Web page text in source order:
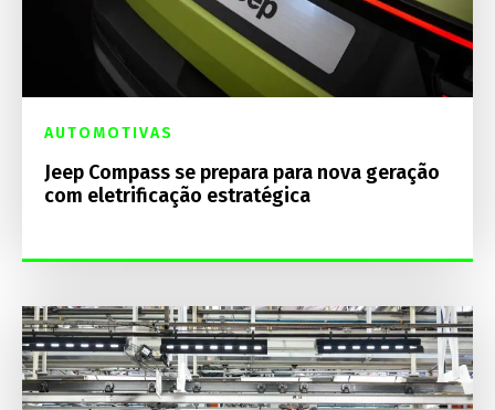
AUTOMOTIVAS
Jeep Compass se prepara para nova geração
com eletrificação estratégica